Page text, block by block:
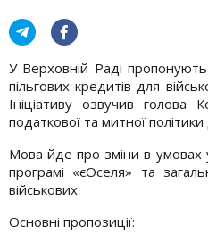
У Верховній Раді
пільгових кредитів для
Ініціативу озвучив голова
податкової та митної
Мова йде про зміни в умовах
програмі «єОселя» та
військових.
Основні пропозиції: